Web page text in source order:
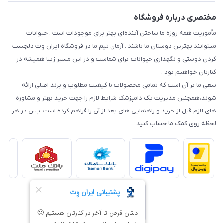
مختصری درباره فروشگاه
مأموریت همه روزه ما ساختن آینده‌ای بهتر برای موجودات است . حیوانات
میتوانند بهترین دوستان ما باشند . آرمان تیم ما در فروشگاه ایران وِت دلچسب
کردن دوستی و نگهداری حیوانات برای شماست و در این مسیر زیبا همیشه در
کنارتان خواهیم بود .
سعی ما بر آن است که تمامی محصولات با کیفیت مطلوب و برند اصلی ارائه
شوند،همچنین مدیریت یک دامپزشک شرایط لازم را جهت خرید بهتر و مشاوره
های لازم قبل از خرید و راهنمایی های بعد از آن را فراهم کرده است ،پس در هر
لحظه روی کمک ما حساب کنید.